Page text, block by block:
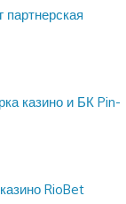
казино и БК Pin-
RioBet